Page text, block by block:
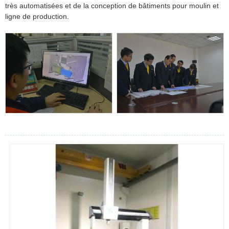
très automatisées et de la conception de bâtiments pour moulin et
ligne de production.